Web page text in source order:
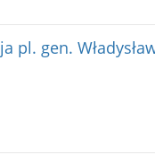
pl. gen.